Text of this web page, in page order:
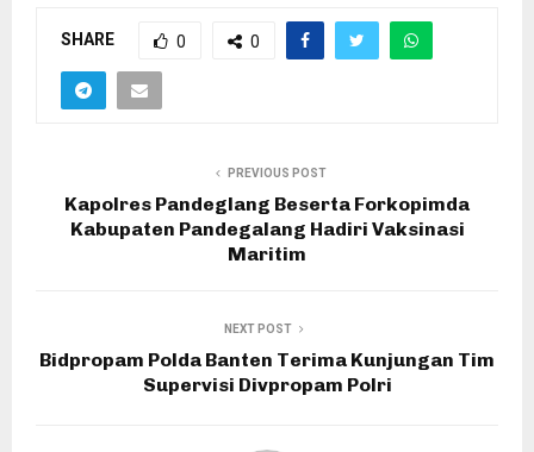
SHARE 0 0
PREVIOUS POST
Kapolres Pandeglang Beserta Forkopimda
Kabupaten Pandegalang Hadiri Vaksinasi
Maritim
NEXT POST
Bidpropam Polda Banten Terima Kunjungan Tim
Supervisi Divpropam Polri